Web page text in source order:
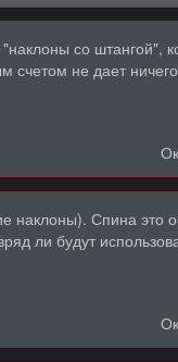
со штангой",
счетом не дает
наклоны). Спина это
ли будут